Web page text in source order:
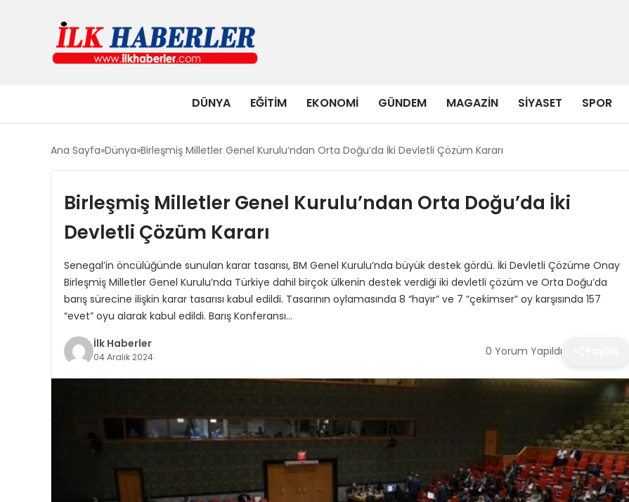
DÜNYA EĞITIM EKONOMI GÜNDEM MAGAZIN SIYASET SPOR
Ana Sayfa Dünya Birleşmiş Milletler Genel Kurulu’ndan Orta Doğu’da İki Devletli Çözüm Kararı
Birleşmiş Milletler Genel Kurulu’ndan Orta Doğu’da İki
Devletli Çözüm Kararı
Senegal’in öncülüğünde sunulan karar tasarısı, BM Genel Kurulu’nda büyük destek gördü. İki Devletli Çözüme Onay
Birleşmiş Milletler Genel Kurulu’nda Türkiye dahil birçok ülkenin destek verdiği iki devletli çözüm ve Orta Doğu’da
barış sürecine ilişkin karar tasarısı kabul edildi. Tasarının oylamasında 8 “hayır” ve 7 “çekimser” oy karşısında 157
“evet” oyu alarak kabul edildi. Barış Konferansı…
İlk Haberler
04 Aralık 2024 0 Yorum Yapıldı